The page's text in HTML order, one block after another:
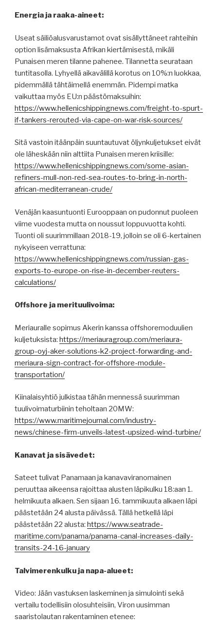
Energia ja raaka-aineet:
Useat säiliöalusvarustamot ovat sisällyttäneet rahteihin
option lisämaksusta Afrikan kiertämisestä, mikäli
Punaisen meren tilanne pahenee. Tilannetta seurataan
tuntitasolla. Lyhyellä aikavälillä korotus on 10%:n luokkaa,
pidemmällä tähtäimellä enemmän. Pidempi matka
vaikuttaa myös EU:n päästömaksuihin:
https://www.hellenicshippingnews.com/freight-to-spurt-
if-tankers-rerouted-via-cape-on-war-risk-sources/
Sitä vastoin itäänpäin suuntautuvat öljynkuljetukset eivät
ole läheskään niin alttiita Punaisen meren kriisille:
https://www.hellenicshippingnews.com/some-asian-
refiners-mull-non-red-sea-routes-to-bring-in-north-
african-mediterranean-crude/
Venäjän kaasuntuonti Eurooppaan on pudonnut puoleen
viime vuodesta mutta on noussut loppuvuotta kohti.
Tuonti oli suurimmillaan 2018-19, jolloin se oli 6-kertainen
nykyiseen verrattuna:
https://www.hellenicshippingnews.com/russian-gas-
exports-to-europe-on-rise-in-december-reuters-
calculations/
Offshore ja merituulivoima:
Meriauralle sopimus Akerin kanssa offshoremoduulien
kuljetuksista: https://meriauragroup.com/meriaura-
group-oyj-aker-solutions-k2-project-forwarding-and-
meriaura-sign-contract-for-offshore-module-
transportation/
Kiinalaisyhtiö julkistaa tähän mennessä suurimman
tuulivoimaturbiinin teholtaan 20MW:
https://www.maritimejournal.com/industry-
news/chinese-firm-unveils-latest-upsized-wind-turbine/
Kanavat ja sisävedet:
Sateet tulivat Panamaan ja kanavaviranomainen
peruuttaa aikeensa rajoittaa alusten läpikulku 18:aan 1.
helmikuuta alkaen. Sen sijaan 16. tammikuuta alkaen läpi
päästetään 24 alusta päivässä. Tällä hetkellä läpi
päästetään 22 alusta: https://www.seatrade-
maritime.com/panama/panama-canal-increases-daily-
transits-24-16-january
Talvimerenkulku ja napa-alueet:
Video: Jään vastuksen laskeminen ja simulointi sekä
vertailu todellisiin olosuhteisiin, Viron uusimman
saaristolautan rakentaminen etenee: